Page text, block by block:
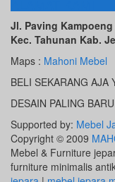
Jl. Paving
Kec. Tahunan Kab.
Maps : Mahoni Mebel
BELI SEKARANG AJA
DESAIN PALING
Supported by: Mebel
Copyright © 2009
Mebel & Furniture
furniture minimalis